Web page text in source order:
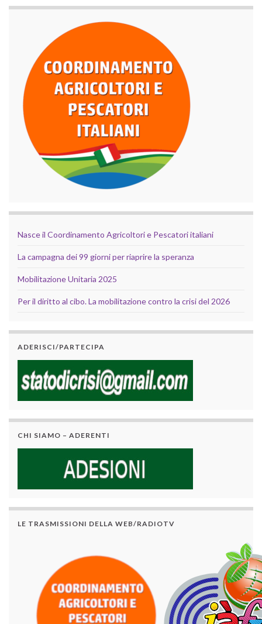
Nasce il Coordinamento Agricoltori e Pescatori italiani
La campagna dei 99 giorni per riaprire la speranza
Mobilitazione Unitaria 2025
Per il diritto al cibo. La mobilitazione contro la crisi del 2026
ADERISCI/PARTECIPA
CHI SIAMO – ADERENTI
LE TRASMISSIONI DELLA WEB/RADIOTV